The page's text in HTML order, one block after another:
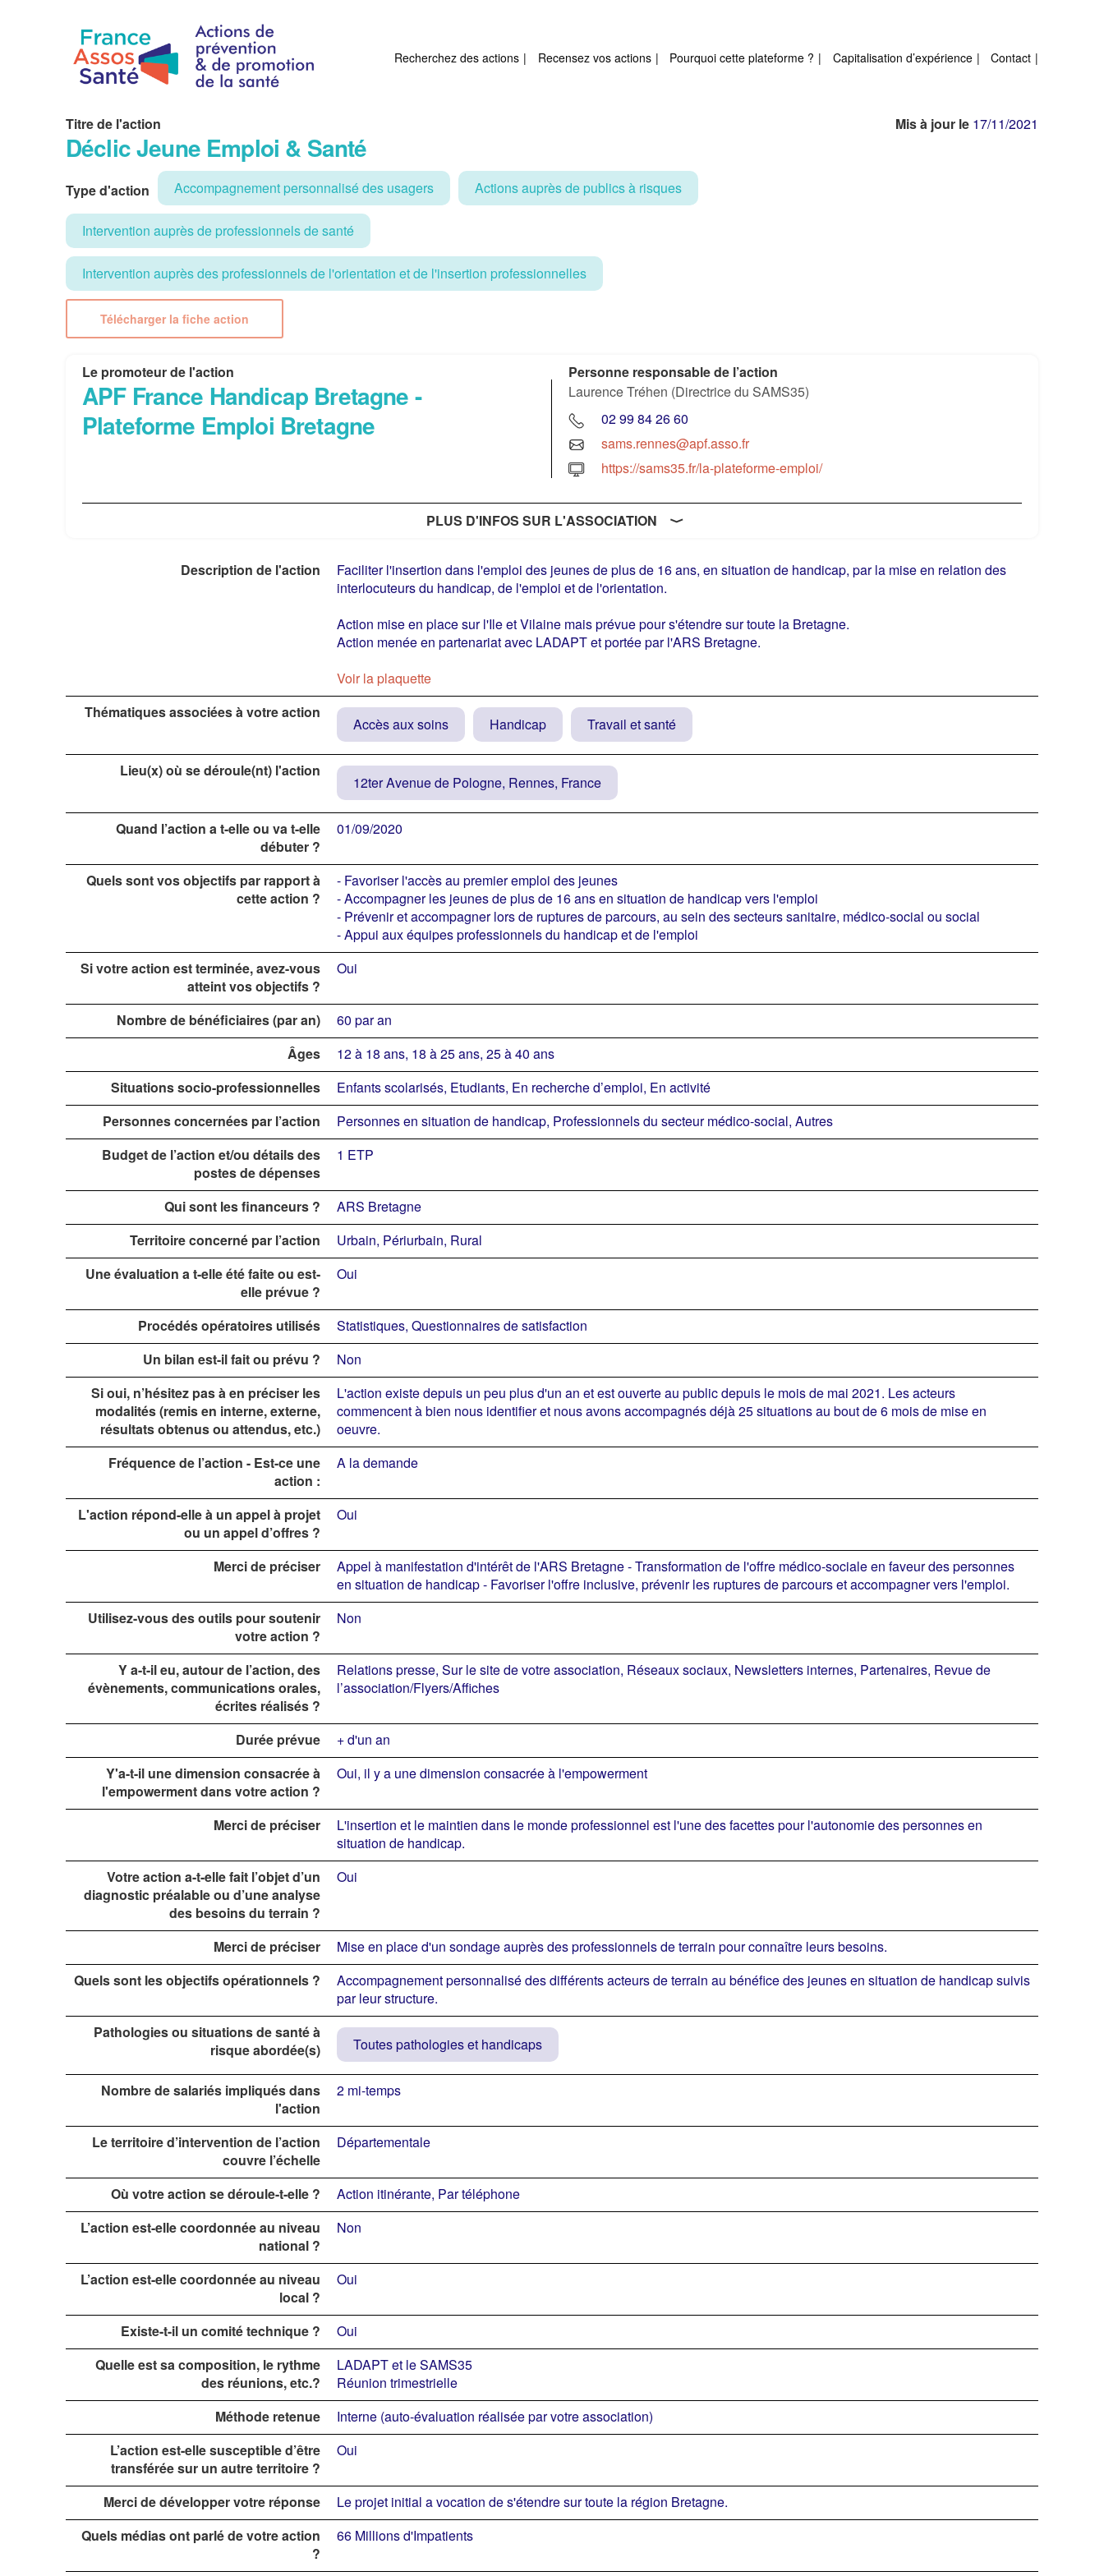
Recherchez des actions Recensez vos actions Pourquoi cette plateforme ? Capitalisation d’expérience Contact
Titre de l'action
Déclic Jeune Emploi & Santé
Mis à jour le 17/11/2021
Type d'action Accompagnement personnalisé des usagers Actions auprès de publics à risques
Intervention auprès de professionnels de santé
Intervention auprès des professionnels de l'orientation et de l'insertion professionnelles
Télécharger la fiche action
Le promoteur de l'action
APF France Handicap Bretagne -
Plateforme Emploi Bretagne
Personne responsable de l’action
Laurence Tréhen (Directrice du SAMS35)
02 99 84 26 60
sams.rennes@apf.asso.fr
https://sams35.fr/la-plateforme-emploi/
PLUS D'INFOS SUR L'ASSOCIATION
Description de l'action
Faciliter l'insertion dans l'emploi des jeunes de plus de 16 ans, en situation de handicap, par la mise en relation des
interlocuteurs du handicap, de l'emploi et de l'orientation.
Action mise en place sur l'Ile et Vilaine mais prévue pour s'étendre sur toute la Bretagne.
Action menée en partenariat avec LADAPT et portée par l'ARS Bretagne.
Voir la plaquette
Thématiques associées à votre action
Accès aux soins Handicap Travail et santé
Lieu(x) où se déroule(nt) l'action
12ter Avenue de Pologne, Rennes, France
Quand l’action a t-elle ou va t-elle
débuter ?
01/09/2020
Quels sont vos objectifs par rapport à
cette action ?
- Favoriser l'accès au premier emploi des jeunes
- Accompagner les jeunes de plus de 16 ans en situation de handicap vers l'emploi
- Prévenir et accompagner lors de ruptures de parcours, au sein des secteurs sanitaire, médico-social ou social
- Appui aux équipes professionnels du handicap et de l'emploi
Si votre action est terminée, avez-vous
atteint vos objectifs ?
Oui
Nombre de bénéficiaires (par an)
60 par an
Âges
12 à 18 ans, 18 à 25 ans, 25 à 40 ans
Situations socio-professionnelles
Enfants scolarisés, Etudiants, En recherche d’emploi, En activité
Personnes concernées par l’action
Personnes en situation de handicap, Professionnels du secteur médico-social, Autres
Budget de l’action et/ou détails des
postes de dépenses
1 ETP
Qui sont les financeurs ?
ARS Bretagne
Territoire concerné par l’action
Urbain, Périurbain, Rural
Une évaluation a t-elle été faite ou est-
elle prévue ?
Oui
Procédés opératoires utilisés
Statistiques, Questionnaires de satisfaction
Un bilan est-il fait ou prévu ?
Non
Si oui, n’hésitez pas à en préciser les
modalités (remis en interne, externe,
résultats obtenus ou attendus, etc.)
L'action existe depuis un peu plus d'un an et est ouverte au public depuis le mois de mai 2021. Les acteurs
commencent à bien nous identifier et nous avons accompagnés déjà 25 situations au bout de 6 mois de mise en
oeuvre.
Fréquence de l’action - Est-ce une
action :
A la demande
L'action répond-elle à un appel à projet
ou un appel d’offres ?
Oui
Merci de préciser
Appel à manifestation d'intérêt de l'ARS Bretagne - Transformation de l'offre médico-sociale en faveur des personnes
en situation de handicap - Favoriser l'offre inclusive, prévenir les ruptures de parcours et accompagner vers l'emploi.
Utilisez-vous des outils pour soutenir
votre action ?
Non
Y a-t-il eu, autour de l’action, des
évènements, communications orales,
écrites réalisés ?
Relations presse, Sur le site de votre association, Réseaux sociaux, Newsletters internes, Partenaires, Revue de
l’association/Flyers/Affiches
Durée prévue
+ d'un an
Y'a-t-il une dimension consacrée à
l'empowerment dans votre action ?
Oui, il y a une dimension consacrée à l'empowerment
Merci de préciser
L'insertion et le maintien dans le monde professionnel est l'une des facettes pour l'autonomie des personnes en
situation de handicap.
Votre action a-t-elle fait l’objet d’un
diagnostic préalable ou d’une analyse
des besoins du terrain ?
Oui
Merci de préciser
Mise en place d'un sondage auprès des professionnels de terrain pour connaître leurs besoins.
Quels sont les objectifs opérationnels ?
Accompagnement personnalisé des différents acteurs de terrain au bénéfice des jeunes en situation de handicap suivis
par leur structure.
Pathologies ou situations de santé à
risque abordée(s)
Toutes pathologies et handicaps
Nombre de salariés impliqués dans
l'action
2 mi-temps
Le territoire d’intervention de l’action
couvre l’échelle
Départementale
Où votre action se déroule-t-elle ?
Action itinérante, Par téléphone
L’action est-elle coordonnée au niveau
national ?
Non
L’action est-elle coordonnée au niveau
local ?
Oui
Existe-t-il un comité technique ?
Oui
Quelle est sa composition, le rythme
des réunions, etc.?
LADAPT et le SAMS35
Réunion trimestrielle
Méthode retenue
Interne (auto-évaluation réalisée par votre association)
L’action est-elle susceptible d’être
transférée sur un autre territoire ?
Oui
Merci de développer votre réponse
Le projet initial a vocation de s'étendre sur toute la région Bretagne.
Quels médias ont parlé de votre action
?
66 Millions d'Impatients